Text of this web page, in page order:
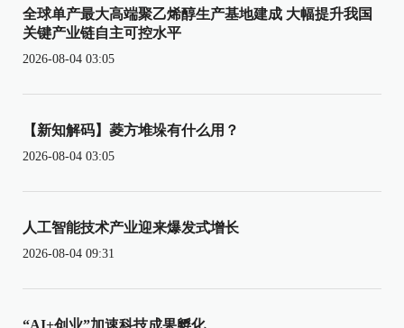
全球单产最大高端聚乙烯醇生产基地建成 大幅提升我国
关键产业链自主可控水平
2026-08-04 03:05
【新知解码】菱方堆垛有什么用？
2026-08-04 03:05
人工智能技术产业迎来爆发式增长
2026-08-04 09:31
“AI+创业”加速科技成果孵化